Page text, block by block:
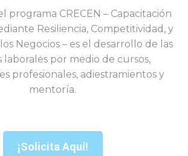
programa CRECEN – Capacitación
Resiliencia, Competitividad, y
Negocios – es el desarrollo de las
laborales por medio de cursos,
profesionales, adiestramientos y
mentoría.
¡Solicita Aquí!